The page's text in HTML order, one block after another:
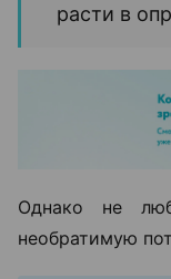
расти в
Однако не
необратимую